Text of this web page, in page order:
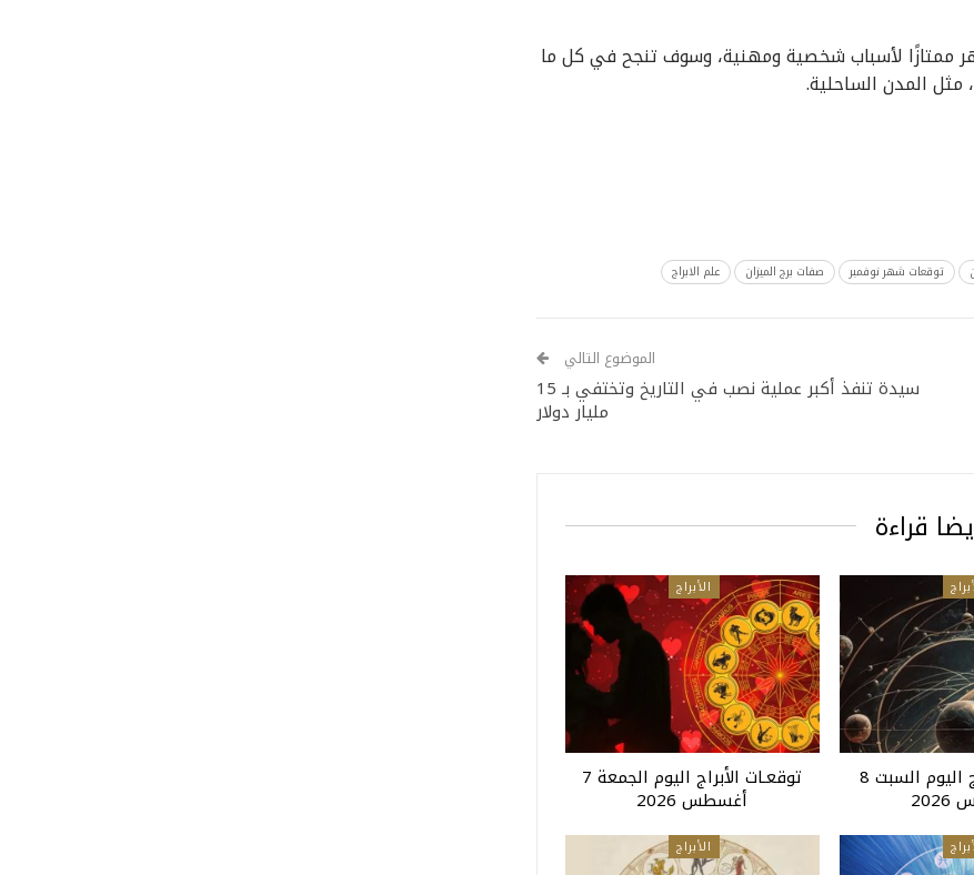
في نوفمبر 2019، يعد هذا الشهر ممتازًا لأسباب شخصية ومهنية، وسوف تنجح في كل ما
مثل المدن الساحلية.
توقعات شهر نوفمبر صفات برج الميزان علم الابراج
الموضوع التالي
سيدة تنفذ أكبر عملية نصب في التاريخ وتختفي بـ 15
مليار دولار
قراءة
توقعـات الأبراج اليوم السبت 8
الأبراج
توقعـات الأبراج اليوم الجمعة 7
أغسطس 2026
الأبراج